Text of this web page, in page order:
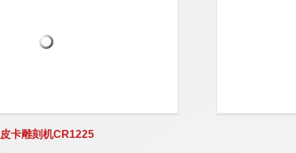
皮卡雕刻机CR1225